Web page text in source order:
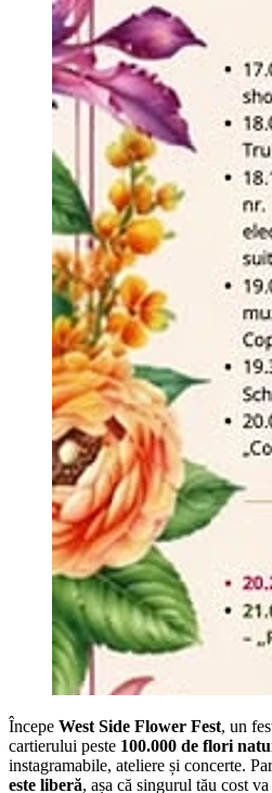
Începe West Side Flower Fest, un
cartierului peste 100.000 de flori
instagramabile, ateliere și concerte.
este liberă, așa că singurul tău cost